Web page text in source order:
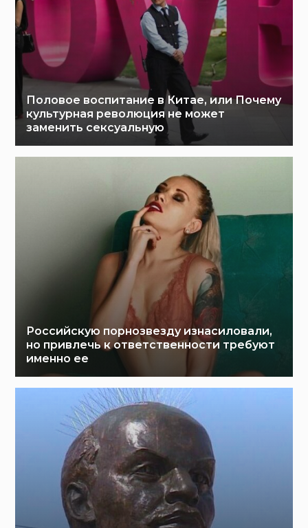
Половое воспитание в Китае, или Почему
культурная революция не может
заменить сексуальную
Российскую порнозвезду изнасиловали,
но привлечь к ответственности требуют
именно ее